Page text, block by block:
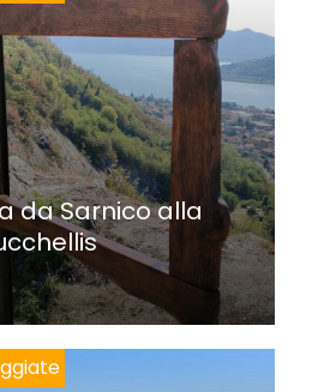
da Sarnico alla